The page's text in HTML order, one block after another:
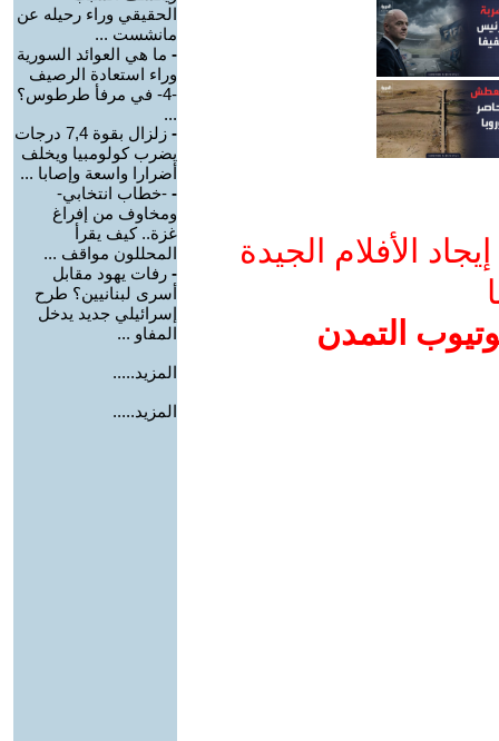
الأفلام الجيدة
التمدن
الحقيقي وراء رحيله عن
مانشست ...
- ما هي العوائد السورية
وراء استعادة الرصيف
-4- في مرفأ طرطوس؟
...
-
زلزال بقوة 7,4 درجات
يضرب كولومبيا ويخلف
أضرارا واسعة وإصابا ...
- -خطاب انتخابي-
ومخاوف من إفراغ
غزة.. كيف يقرأ
المحللون مواقف ...
- رفات يهود مقابل
أسرى لبنانيين؟ طرح
إسرائيلي جديد يدخل
المفاو ...
المزيد.....
المزيد.....